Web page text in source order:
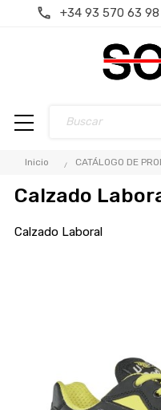
+34 93 570 63 98
Inicio CATÁLOGO DE
Calzado
Calzado Laboral